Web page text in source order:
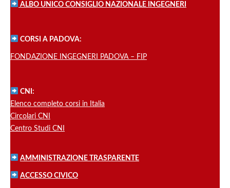
ALBO UNICO CONSIGLIO NAZIONALE INGEGNERI
CORSI A PADOVA:
FONDAZIONE INGEGNERI PADOVA – FIP
CNI:
Elenco completo corsi in Italia
Circolari CNI
Centro Studi CNI
AMMINISTRAZIONE TRASPARENTE
ACCESSO CIVICO